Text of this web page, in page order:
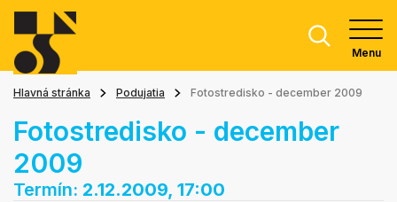
Menu
Hlavná stránka Podujatia Fotostredisko - december 2009
Fotostredisko - december
2009
Termín: 2.12.2009, 17:00